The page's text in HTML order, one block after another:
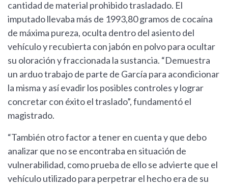
cantidad de material prohibido trasladado. El
imputado llevaba más de 1993,80 gramos de cocaína
de máxima pureza, oculta dentro del asiento del
vehículo y recubierta con jabón en polvo para ocultar
su oloración y fraccionada la sustancia. “Demuestra
un arduo trabajo de parte de García para acondicionar
la misma y así evadir los posibles controles y lograr
concretar con éxito el traslado”, fundamentó el
magistrado.
“También otro factor a tener en cuenta y que debo
analizar que no se encontraba en situación de
vulnerabilidad, como prueba de ello se advierte que el
vehículo utilizado para perpetrar el hecho era de su